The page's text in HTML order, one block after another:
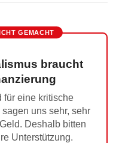
GEMACHT
braucht
für eine kritische
uns sehr, sehr
Deshalb bitten
Unterstützung.